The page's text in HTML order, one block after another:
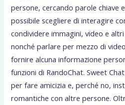
persone, cercando parole chiave
possibile scegliere di interagire
condividere immagini, video e
nonché parlare per mezzo di
fornire alcuna informazione
funzioni di RandoChat. Sweet
per fare amicizia e, perché no,
romantiche con altre persone.